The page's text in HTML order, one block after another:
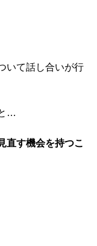
いて話し合いが行
…
直す機会を持つこ